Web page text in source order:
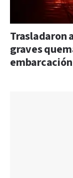
Trasladaron
graves
embarcación